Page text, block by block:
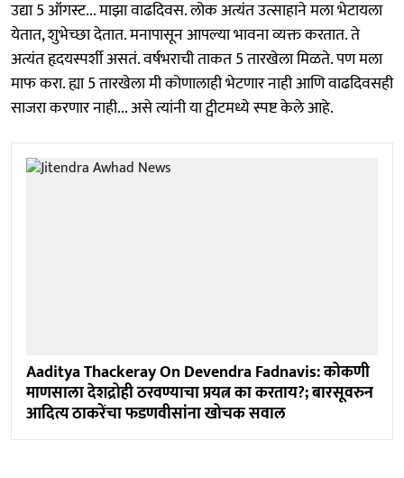
उद्या 5 ऑगस्ट... माझा वाढदिवस. लोक अत्यंत उत्साहाने मला भेटायला
येतात, शुभेच्छा देतात. मनापासून आपल्या भावना व्यक्त करतात. ते
अत्यंत हृदयस्पर्शी असतं. वर्षभराची ताकत 5 तारखेला मिळते. पण मला
माफ करा. ह्या 5 तारखेला मी कोणालाही भेटणार नाही आणि वाढदिवसही
साजरा करणार नाही... असे त्यांनी या ट्वीटमध्ये स्पष्ट केले आहे.
Aaditya Thackeray On Devendra Fadnavis: कोकणी
माणसाला देशद्रोही ठरवण्याचा प्रयत्न का करताय?; बारसूवरुन
आदित्य ठाकरेंचा फडणवीसांना खोचक सवाल